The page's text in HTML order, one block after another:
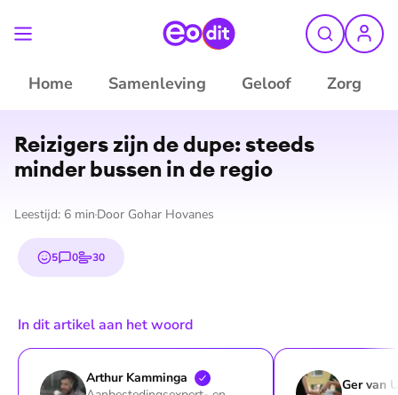
Home Samenleving Geloof Zorg
Reizigers zijn de dupe: steeds
minder bussen in de regio
Leestijd: 6 min Door Gohar Hovanes
5
emojis
0
reacties
30
stemmen
In dit artikel aan het woord
Arthur Kamminga
Ger van